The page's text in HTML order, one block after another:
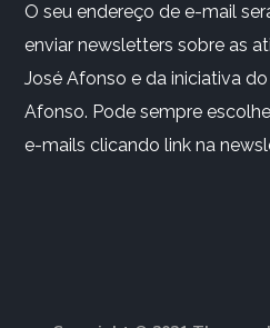
O seu endereço de e-mail
enviar newsletters sobre as
José Afonso e da iniciativa
Afonso. Pode sempre
e-mails clicando link na